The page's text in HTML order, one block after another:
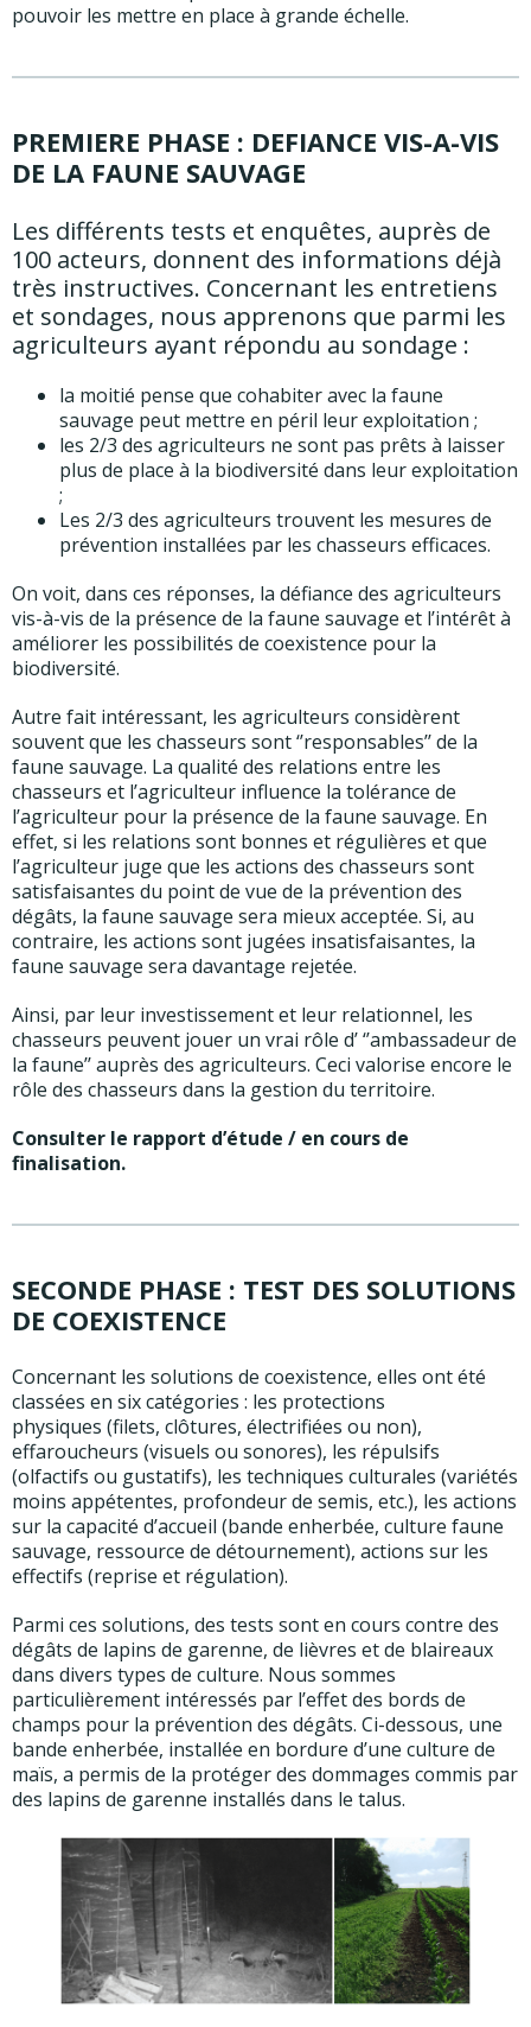
pouvoir les mettre en place à grande échelle.
PREMIERE PHASE : DEFIANCE VIS-A-VIS
DE LA FAUNE SAUVAGE
Les différents tests et enquêtes, auprès de
100 acteurs, donnent des informations déjà
très instructives. Concernant les entretiens
et sondages, nous apprenons que parmi les
agriculteurs ayant répondu au sondage :
la moitié pense que cohabiter avec la faune
sauvage peut mettre en péril leur exploitation ;
les 2/3 des agriculteurs ne sont pas prêts à laisser
plus de place à la biodiversité dans leur exploitation
;
Les 2/3 des agriculteurs trouvent les mesures de
prévention installées par les chasseurs efficaces.
On voit, dans ces réponses, la défiance des agriculteurs
vis-à-vis de la présence de la faune sauvage et l’intérêt à
améliorer les possibilités de coexistence pour la
biodiversité.
Autre fait intéressant, les agriculteurs considèrent
souvent que les chasseurs sont ‘’responsables’’ de la
faune sauvage. La qualité des relations entre les
chasseurs et l’agriculteur influence la tolérance de
l’agriculteur pour la présence de la faune sauvage. En
effet, si les relations sont bonnes et régulières et que
l’agriculteur juge que les actions des chasseurs sont
satisfaisantes du point de vue de la prévention des
dégâts, la faune sauvage sera mieux acceptée. Si, au
contraire, les actions sont jugées insatisfaisantes, la
faune sauvage sera davantage rejetée.
Ainsi, par leur investissement et leur relationnel, les
chasseurs peuvent jouer un vrai rôle d’ ‘’ambassadeur de
la faune’’ auprès des agriculteurs. Ceci valorise encore le
rôle des chasseurs dans la gestion du territoire.
Consulter le rapport d’étude / en cours de
finalisation.
SECONDE PHASE : TEST DES SOLUTIONS
DE COEXISTENCE
Concernant les solutions de coexistence, elles ont été
classées en six catégories : les protections
physiques (filets, clôtures, électrifiées ou non),
effaroucheurs (visuels ou sonores), les répulsifs
(olfactifs ou gustatifs), les techniques culturales (variétés
moins appétentes, profondeur de semis, etc.), les actions
sur la capacité d’accueil (bande enherbée, culture faune
sauvage, ressource de détournement), actions sur les
effectifs (reprise et régulation).
Parmi ces solutions, des tests sont en cours contre des
dégâts de lapins de garenne, de lièvres et de blaireaux
dans divers types de culture. Nous sommes
particulièrement intéressés par l’effet des bords de
champs pour la prévention des dégâts. Ci-dessous, une
bande enherbée, installée en bordure d’une culture de
maïs, a permis de la protéger des dommages commis par
des lapins de garenne installés dans le talus.